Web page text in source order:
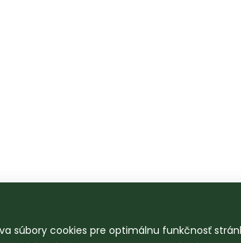
súbory cookies pre optimálnu funkčnosť